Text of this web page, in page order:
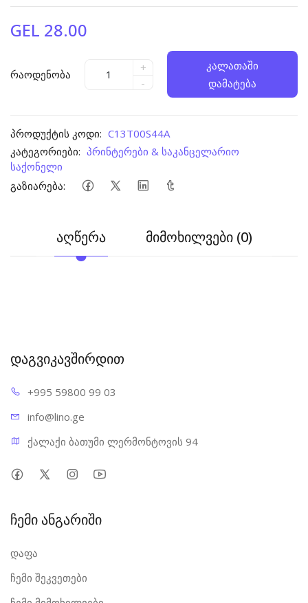
GEL 28.00
რაოდენობა
+
-
კალათაში
დამატება
პროდუქტის კოდი: C13T00S44A
კატეგორიები: პრინტერები & საკანცელარიო
საქონელი
გაზიარება:
აღწერა მიმოხილვები (0)
დაგვიკავშირდით
+995 59800 99 03
info@lino.ge
ქალაქი ბათუმი ლერმონტოვის 94
ჩემი ანგარიში
დაფა
ჩემი შეკვეთები